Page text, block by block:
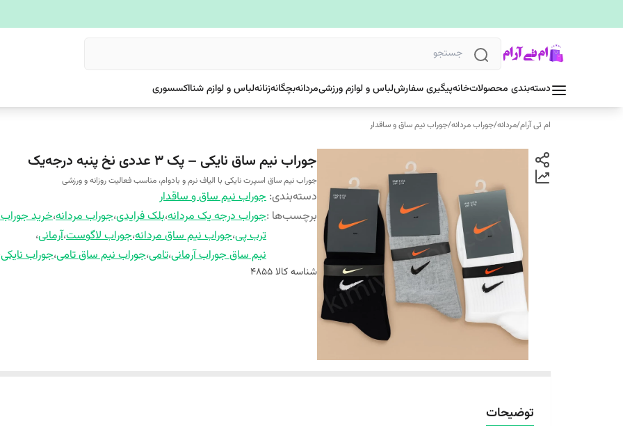
دسته‌بندی محصولاتخانهپیگیری سفارشلباس و لوازم ورزشیمردانهبچگانهزنانهلباس و لوازم شنااکسسوری
ام تی آرام/مردانه/جوراب مردانه/جوراب نیم ساق و ساقدار
جوراب نیم‌ ساق نایکی – پک ۳ عددی نخ پنبه درجه‌یک
جوراب نیم‌ ساق اسپرت نایکی با الیاف نرم و بادوام، مناسب فعالیت روزانه و ورزشی
دسته‌بندی: جوراب نیم ساق و ساقدار
برچسب‌ها :جوراب درجه یک مردانه،بلک فرایدی،جوراب مردانه،خرید جوراب
ترب پی،جوراب نیم ساق مردانه،جوراب لاگوست،آرمانی،
نیم ساق جوراب آرمانی،تامی،جوراب نیم ساق تامی،جوراب نایکی
شناسه کالا4855
توضیحات